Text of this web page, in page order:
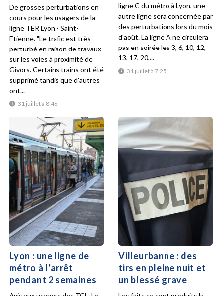
31 juillet à 8:46
De grosses perturbations en
cours pour les usagers de la
ligne TER Lyon - Saint-
Etienne. "Le trafic est très
perturbé en raison de travaux
sur les voies à proximité de
Givors. Certains trains ont été
supprimé tandis que d'autres
ont...
31 juillet à 7:25
ligne C du métro à Lyon, une
autre ligne sera concernée par
des perturbations lors du mois
d'août. La ligne A ne circulera
pas en soirée les 3, 6, 10, 12,
13, 17, 20,...
Lyon : une ligne de
métro à l’arrêt
pendant 2 semaines
Villeurbanne : des
tirs en pleine nuit et
un blessé grave